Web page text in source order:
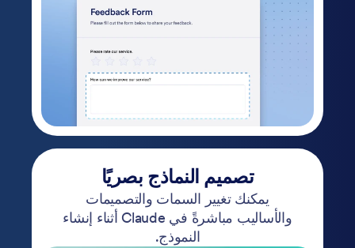
تصميم النماذج بصريًا
يمكنك تغيير السمات والتصميمات
والأساليب مباشرةً في Claude أثناء إنشاء
النموذج.